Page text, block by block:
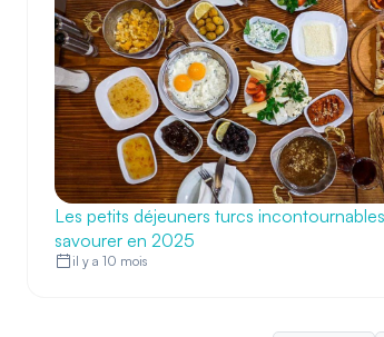
Les petits déjeuners turcs
savourer en 2025
il y a 10 mois